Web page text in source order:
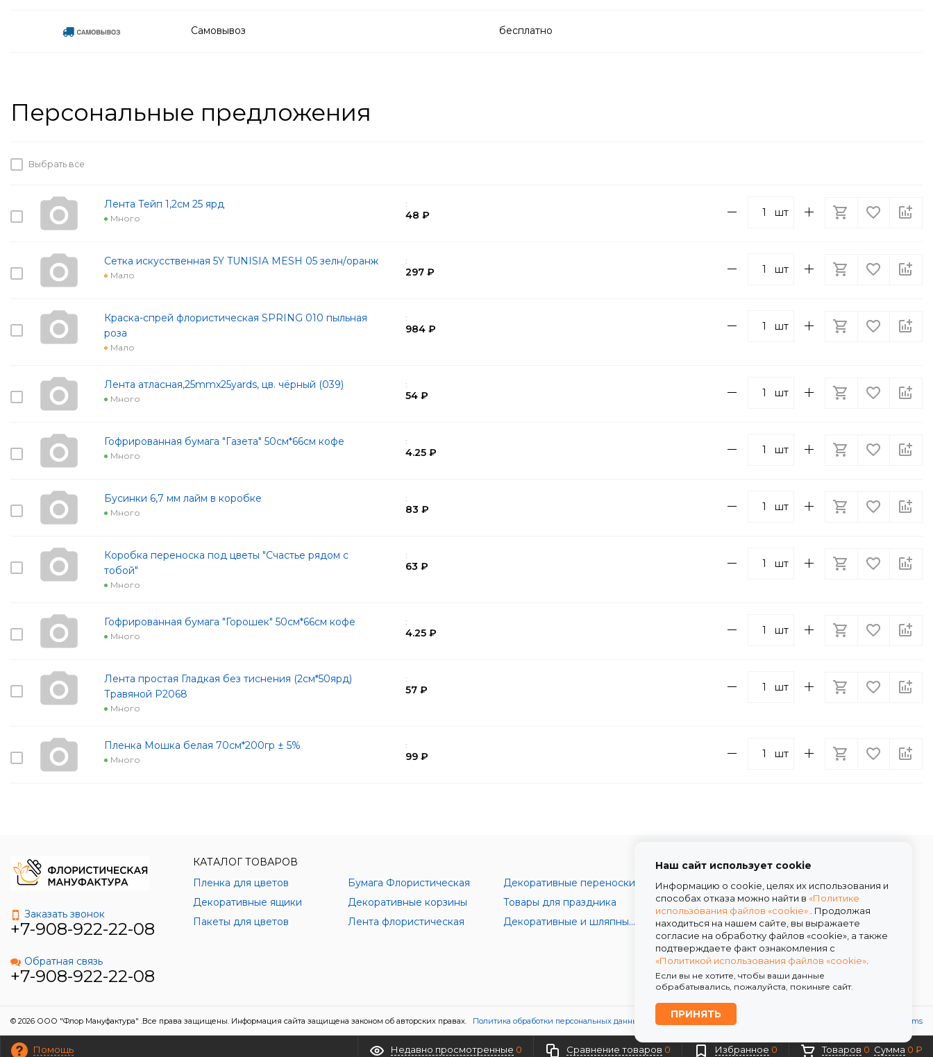
Помощь Недавно просмотренные 0 Сравнение товаров 0 Избранное 0 Товаров 0 Сумма 0 ₽
Самовывоз бесплатно
Персональные предложения
Выбрать все
Лента Тейп 1,2см 25 ярд
Много
:
48 ₽ шт
Сетка искусственная 5Y TUNISIA MESH 05 зелн/оранж
Мало
:
297 ₽ шт
Краска-спрей флористическая SPRING 010 пыльная
роза
Мало
:
984 ₽ шт
Лента атласная,25mmx25yards, цв. чёрный (039)
Много
:
54 ₽ шт
Гофрированная бумага "Газета" 50см*66см кофе
Много
:
4.25 ₽ шт
Бусинки 6,7 мм лайм в коробке
Много
:
83 ₽ шт
Коробка переноска под цветы "Счастье рядом с
тобой"
Много
:
63 ₽ шт
Гофрированная бумага "Горошек" 50см*66см кофе
Много
:
4.25 ₽ шт
Лента простая Гладкая без тиснения (2см*50ярд)
Травяной Р2068
Много
:
57 ₽ шт
Пленка Мошка белая 70см*200гр ± 5%
Много
:
99 ₽ шт
Заказать звонок
+7-908-922-22-08
Обратная связь
+7-908-922-22-08
КАТАЛОГ ТОВАРОВ
Пленка для цветов
Бумага Флористическая
Декоративные переноски
Декоративные ящики
Декоративные корзины
Товары для праздника
Пакеты для цветов
Лента флористическая Декоративные и шляпные коробки
Каталог товаров
О компании
Условия работы
Скидки
Доставка
Контакты
© 2026 ООО "Флор Мануфактура" .Все права защищены. Информация сайта защищена законом об авторских правах. Политика обработки персональных данных Политика использования файлов «cookie» ALFA Systems
Наш сайт использует cookie
Информацию о cookie, целях их использования и
способах отказа можно найти в «Политике
использования файлов «cookie» . Продолжая
находиться на нашем сайте, вы выражаете
согласие на обработку файлов «cookie», а также
подтверждаете факт ознакомления с
«Политикой использования файлов «cookie»
Если вы не хотите, чтобы ваши данные
обрабатывались, пожалуйста, покиньте сайт.
ПРИНЯТЬ